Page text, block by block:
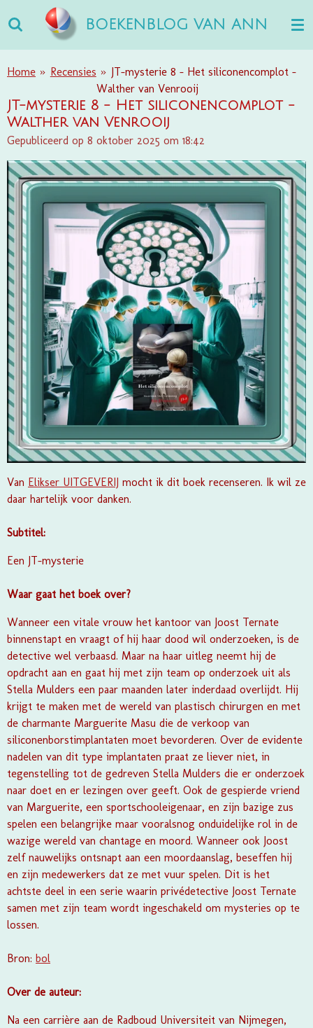
direct
naar
de
BOEKENBLOG VAN ANN
Home » Recensies » JT-mysterie 8 - Het siliconencomplot -
Walther van Venrooij
JT-mysterie 8 - Het siliconencomplot -
Walther van Venrooij
Gepubliceerd op 8 oktober 2025 om 18:42
Van Elikser UITGEVERIJ
mocht ik dit boek recenseren. Ik wil ze
daar hartelijk voor danken.
Subtitel:
Een JT-mysterie
Waar gaat het boek over?
Wanneer een vitale vrouw het kantoor van Joost Ternate
binnenstapt en vraagt of hij haar dood wil onderzoeken, is de
detective wel verbaasd. Maar na haar uitleg neemt hij de
opdracht aan en gaat hij met zijn team op onderzoek uit als
Stella Mulders een paar maanden later inderdaad overlijdt. Hij
krijgt te maken met de wereld van plastisch chirurgen en met
de charmante Marguerite Masu die de verkoop van
siliconenborstimplantaten moet bevorderen. Over de evidente
nadelen van dit type implantaten praat ze liever niet, in
tegenstelling tot de gedreven Stella Mulders die er onderzoek
naar doet en er lezingen over geeft. Ook de gespierde vriend
van Marguerite, een sportschooleigenaar, en zijn bazige zus
spelen een belangrijke maar vooralsnog onduidelijke rol in de
wazige wereld van chantage en moord. Wanneer ook Joost
zelf nauwelijks ontsnapt aan een moordaanslag, beseffen hij
en zijn medewerkers dat ze met vuur spelen. Dit is het
achtste deel in een serie waarin privédetective Joost Ternate
samen met zijn team wordt ingeschakeld om mysteries op te
lossen.
Bron: bol
Over de auteur:
Na een carrière aan de Radboud Universiteit van Nijmegen,